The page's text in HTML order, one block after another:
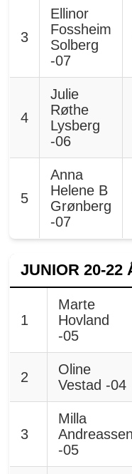
3
Ellinor
Fossheim
Solberg
-07
4
Julie
Røthe
Lysberg
-06
5
Anna
Helene B
Grønberg
-07
JUNIOR 20-22
1
Marte
Hovland
-05
2
Oline
Vestad -04
3
Milla
Andreassen
-05